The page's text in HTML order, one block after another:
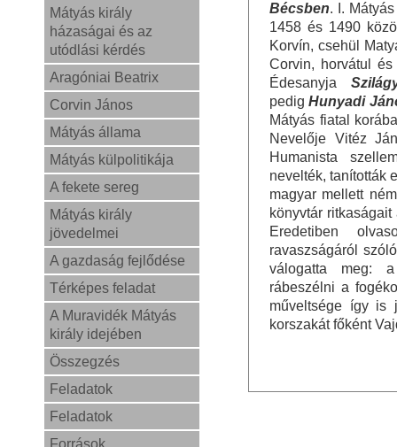
Mátyás király
házaságai és az
utódlási kérdés
Aragóniai Beatrix
Corvin János
Mátyás állama
Mátyás külpolitikája
A fekete sereg
Mátyás király
jövedelmei
A gazdaság fejlődése
Térképes feladat
A Muravidék Mátyás
király idejében
Összegzés
Feladatok
Feladatok
Források
Bécsben. I.
1458 és 1490
Korvín, csehül
Corvin, horvátul
Édesanyja
pedigHunyadi
Mátyás fiatal
Nevelője Vitéz
Humanista
nevelték, tanították
magyar mellett
könyvtár
Eredetiben
ravaszságáról
válogatta meg: a
rábeszélni a
műveltsége így is
korszakát főként